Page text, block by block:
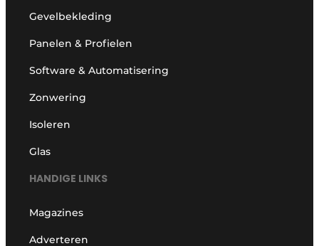
Gevelbekleding
Panelen & Profielen
Software & Automatisering
Zonwering
Isoleren
Glas
HANDIGE LINKS
Magazines
Adverteren